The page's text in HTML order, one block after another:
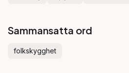
Sammansatta ord
folkskygghet